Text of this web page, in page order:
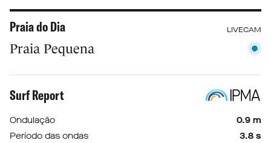
Praia do Dia LIVECAM
Praia Pequena
Surf Report
Ondulação
0.9 m
Período das ondas
3.8 s